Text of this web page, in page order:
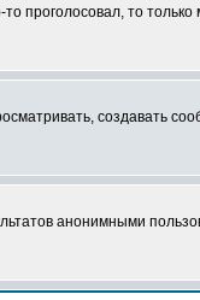
проголосовал, то
создавать
анонимными